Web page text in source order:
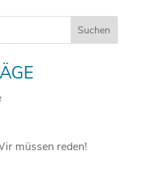
müssen reden!